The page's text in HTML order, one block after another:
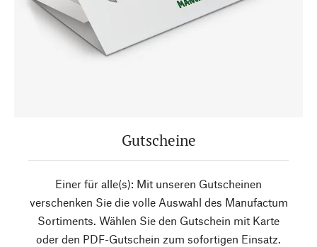
Gutscheine
Einer für alle(s): Mit unseren Gutscheinen
verschenken Sie die volle Auswahl des Manufactum
Sortiments. Wählen Sie den Gutschein mit Karte
oder den PDF-Gutschein zum sofortigen Einsatz.